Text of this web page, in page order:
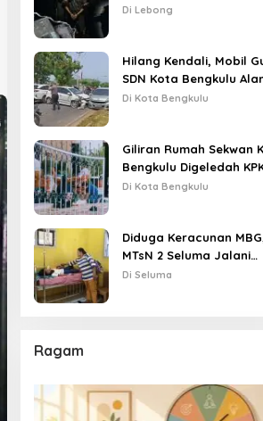
Nama Oknum APH
Di Lebong
Hilang Kendali, Mobil
SDN Kota Bengkulu
Tabrakan Beruntun di
Di Kota Bengkulu
Giliran Rumah Sekwan
Bengkulu Digeledah
Dikawal Polisi Bersenjata
Di Kota Bengkulu
Diduga Keracunan
MTsN 2 Seluma Jalani
Perawatan Intensif di
Di Seluma
Ragam